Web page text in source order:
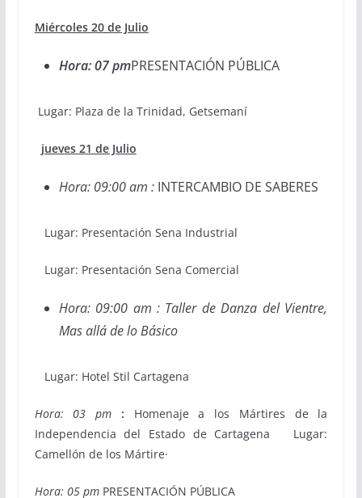
Miércoles 20 de Julio
Hora: 07 pmPRESENTACIÓN PÚBLICA
Lugar: Plaza de la Trinidad, Getsemaní
jueves 21 de Julio
Hora: 09:00 am : INTERCAMBIO DE SABERES
Lugar: Presentación Sena Industrial
Lugar: Presentación Sena Comercial
Hora: 09:00 am : Taller de Danza del Vientre,
Mas allá de lo Básico
Lugar: Hotel Stil Cartagena
Hora: 03 pm : Homenaje a los Mártires de la
Independencia del Estado de Cartagena Lugar:
Camellón de los Mártire·
Hora: 05 pmPRESENTACIÓN PÚBLICA